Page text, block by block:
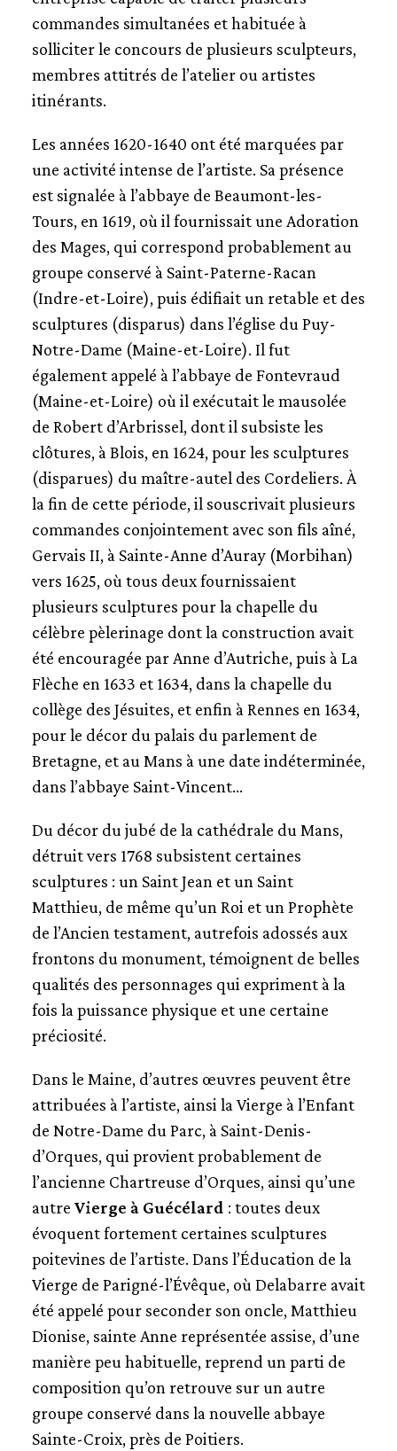
commandes simultanées et habituée à
solliciter le concours de plusieurs sculpteurs,
membres attitrés de l’atelier ou artistes
itinérants.
Les années 1620-1640 ont été marquées par
une activité intense de l’artiste. Sa présence
est signalée à l’abbaye de Beaumont-les-
Tours, en 1619, où il fournissait une Adoration
des Mages, qui correspond probablement au
groupe conservé à Saint-Paterne-Racan
(Indre-et-Loire), puis édifiait un retable et des
sculptures (disparus) dans l’église du Puy-
Notre-Dame (Maine-et-Loire). Il fut
également appelé à l’abbaye de Fontevraud
(Maine-et-Loire) où il exécutait le mausolée
de Robert d’Arbrissel, dont il subsiste les
clôtures, à Blois, en 1624, pour les sculptures
(disparues) du maître-autel des Cordeliers. À
la fin de cette période, il souscrivait plusieurs
commandes conjointement avec son fils aîné,
Gervais II, à Sainte-Anne d’Auray (Morbihan)
vers 1625, où tous deux fournissaient
plusieurs sculptures pour la chapelle du
célèbre pèlerinage dont la construction avait
été encouragée par Anne d’Autriche, puis à La
Flèche en 1633 et 1634, dans la chapelle du
collège des Jésuites, et enfin à Rennes en 1634,
pour le décor du palais du parlement de
Bretagne, et au Mans à une date indéterminée,
dans l’abbaye Saint-Vincent…
Du décor du jubé de la cathédrale du Mans,
détruit vers 1768 subsistent certaines
sculptures : un Saint Jean et un Saint
Matthieu, de même qu’un Roi et un Prophète
de l’Ancien testament, autrefois adossés aux
frontons du monument, témoignent de belles
qualités des personnages qui expriment à la
fois la puissance physique et une certaine
préciosité.
Dans le Maine, d’autres œuvres peuvent être
attribuées à l’artiste, ainsi la Vierge à l’Enfant
de Notre-Dame du Parc, à Saint-Denis-
d’Orques, qui provient probablement de
l’ancienne Chartreuse d’Orques, ainsi qu’une
autre Vierge à Guécélard : toutes deux
évoquent fortement certaines sculptures
poitevines de l’artiste. Dans l’Éducation de la
Vierge de Parigné-l’Évêque, où Delabarre avait
été appelé pour seconder son oncle, Matthieu
Dionise, sainte Anne représentée assise, d’une
manière peu habituelle, reprend un parti de
composition qu’on retrouve sur un autre
groupe conservé dans la nouvelle abbaye
Sainte-Croix, près de Poitiers.